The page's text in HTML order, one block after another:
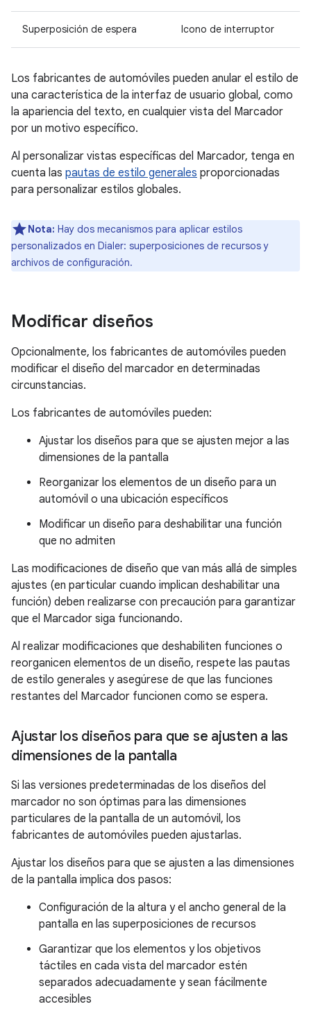
Superposición de espera Icono de interruptor
Los fabricantes de automóviles pueden anular el estilo de
una característica de la interfaz de usuario global, como
la apariencia del texto, en cualquier vista del Marcador
por un motivo específico.
Al personalizar vistas específicas del Marcador, tenga en
cuenta las pautas de estilo generales proporcionadas
para personalizar estilos globales.
Nota: Hay dos mecanismos para aplicar estilos
personalizados en Dialer: superposiciones de recursos y
archivos de configuración.
Modificar diseños
Opcionalmente, los fabricantes de automóviles pueden
modificar el diseño del marcador en determinadas
circunstancias.
Los fabricantes de automóviles pueden:
Ajustar los diseños para que se ajusten mejor a las
dimensiones de la pantalla
Reorganizar los elementos de un diseño para un
automóvil o una ubicación específicos
Modificar un diseño para deshabilitar una función
que no admiten
Las modificaciones de diseño que van más allá de simples
ajustes (en particular cuando implican deshabilitar una
función) deben realizarse con precaución para garantizar
que el Marcador siga funcionando.
Al realizar modificaciones que deshabiliten funciones o
reorganicen elementos de un diseño, respete las pautas
de estilo generales y asegúrese de que las funciones
restantes del Marcador funcionen como se espera.
Ajustar los diseños para que se ajusten a las
dimensiones de la pantalla
Si las versiones predeterminadas de los diseños del
marcador no son óptimas para las dimensiones
particulares de la pantalla de un automóvil, los
fabricantes de automóviles pueden ajustarlas.
Ajustar los diseños para que se ajusten a las dimensiones
de la pantalla implica dos pasos:
Configuración de la altura y el ancho general de la
pantalla en las superposiciones de recursos
Garantizar que los elementos y los objetivos
táctiles en cada vista del marcador estén
separados adecuadamente y sean fácilmente
accesibles